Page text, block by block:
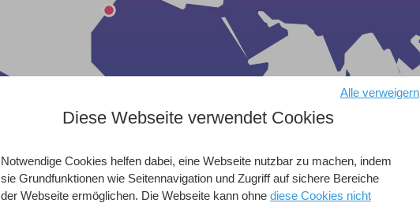
Diese Webseite verwendet Cookies
Notwendige Cookies helfen dabei, eine Webseite nutzbar zu machen, indem
sie Grundfunktionen wie Seitennavigation und Zugriff auf sichere Bereiche
der Webseite ermöglichen. Die Webseite kann ohne diese Cookies nicht
Alle verweigern